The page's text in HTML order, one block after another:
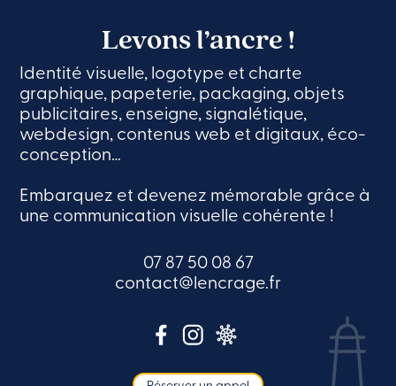
Levons l’ancre !
Identité visuelle, logotype et charte
graphique, papeterie, packaging, objets
publicitaires, enseigne, signalétique,
webdesign, contenus web et digitaux, éco-
conception…
Embarquez et devenez mémorable grâce à
une communication visuelle cohérente !
07 87 50 08 67
contact@lencrage.fr